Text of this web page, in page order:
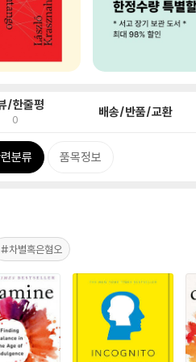
/한줄평
0 배송/반품/교환
분류 품목정보
#차별혹은혐오